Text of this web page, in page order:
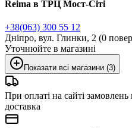
Reima в ТРЦ Мост-Сіті
+38(063) 300 55 12
Дніпро, вул. Глинки, 2 (0
Уточнюйте в магазині
Показати всі магазини (3)
При оплаті на сайті
доставка